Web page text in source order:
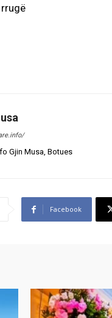
Gjin Musa, Botues
Facebook